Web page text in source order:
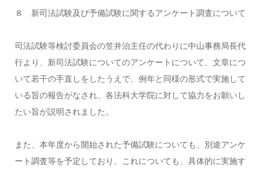
８ 新司法試験及び予備試験に関するアンケート調査について
司法試験等検討委員会の笠井治主任の代わりに中山事務局長代
行より、新司法試験についてのアンケートについて、文章につ
いて若干の手直しをしたうえで、例年と同様の形式で実施して
いる旨の報告がなされ、各法科大学院に対して協力をお願いし
たい旨が説明されました。
また、本年度から開始された予備試験についても、別途アンケ
ート調査等を予定しており、これについても、具体的に実施す